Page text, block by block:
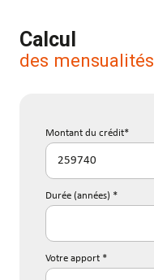
Calcul
des mensualités
Montant du crédit*
Durée (années) *
Votre apport *